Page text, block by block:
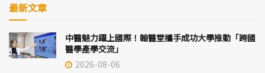
最新文章
中醫魅力躍上國際！翰醫堂攜手成功大學推動「跨國
醫學產學交流」
2026-08-06